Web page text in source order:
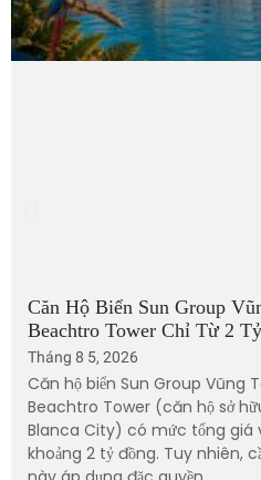
Căn Hộ Biển Sun Group
Beachtro Tower Chỉ Từ 2 Tỷ
Tháng 8 5, 2026
Căn hộ biển Sun Group Vũng
Beachtro Tower (căn hộ sở
Blanca City) có mức tổng giá
khoảng 2 tỷ đồng. Tuy nhiên,